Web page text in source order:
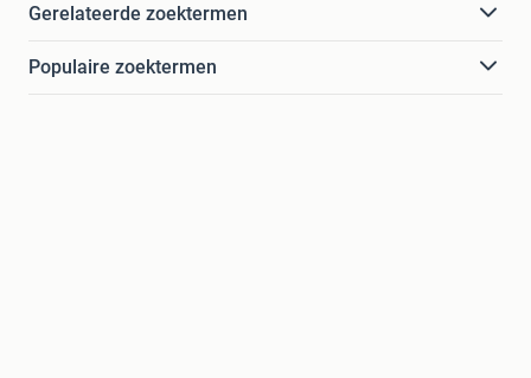
Gerelateerde zoektermen
Populaire zoektermen